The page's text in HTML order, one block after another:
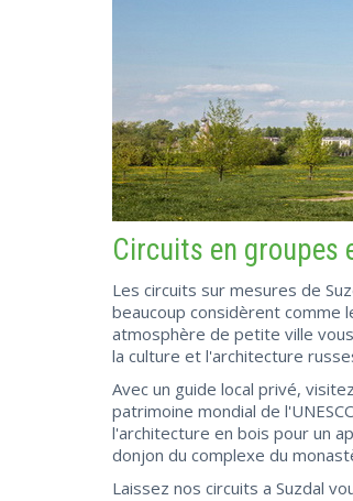
Circuits en groupes
Les circuits sur mesures de
beaucoup considèrent comme
atmosphère de petite ville
la culture et l'architecture
Avec un guide local privé,
patrimoine mondial de
l'architecture en bois pour un
donjon du complexe du
Laissez nos circuits a Suzdal